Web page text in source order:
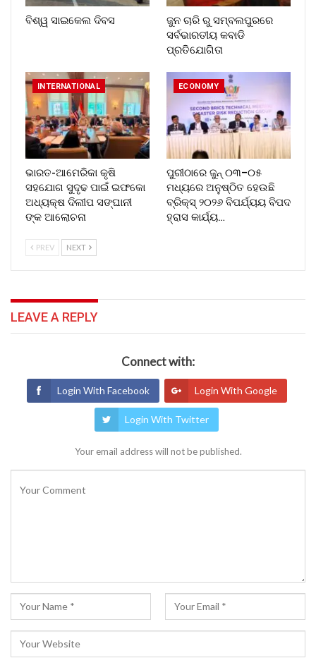
ବିଶ୍ୱ ସାଇକେଲ ଦିବସ
ଜୁନ ଚାରି ରୁ ସମ୍ବଲପୁରରେ
ସର୍ବଭାରତୀୟ କବାଡି
ପ୍ରତିଯୋଗିତା
INTERNATIONAL
ଭାରତ-ଆମେରିକା କୃଷି
ସହଯୋଗ ସୁଦୃଢ ପାଇଁ ଇଫକୋ
ଅଧ୍ୟକ୍ଷ ଦିଲୀପ ସଙ୍ଘାନୀ
ଙ୍କ ଆଲୋଚନା
ECONOMY
ପୁରୀଠାରେ ଜୁନ୍ ୦୩–୦୫
ମଧ୍ୟରେ ଅନୁଷ୍ଠିତ ହେଉଛି
ବ୍ରିକ୍ସ୍ ୨୦୨୬ ବିପର୍ଯ୍ୟୟ ବିପଦ
ହ୍ରାସ କାର୍ଯ୍ୟ…
PREV NEXT
LEAVE A REPLY
Connect with:
Login With Facebook Login With Google
Login With Twitter
Your email address will not be published.